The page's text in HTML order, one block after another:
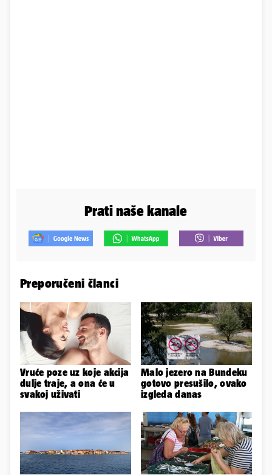
Prati naše kanale
Preporučeni članci
Vruće poze uz koje akcija
dulje traje, a ona će u
svakoj uživati
Malo jezero na Bundeku
gotovo presušilo, ovako
izgleda danas